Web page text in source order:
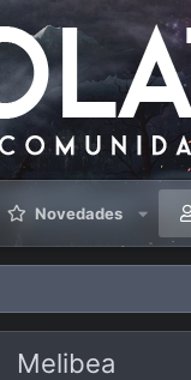
Novedades
Melibea